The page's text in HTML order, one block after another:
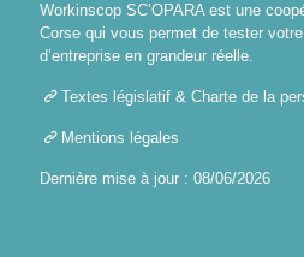
Workinscop SC’OPARA est une
Corse qui vous permet de tester
d’entreprise en grandeur réelle.
Textes législatif & Charte de la
Mentions légales
Dernière mise à jour : 08/06/2026